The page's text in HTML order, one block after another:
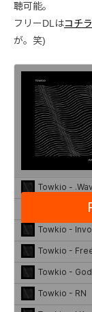
聴可能。
フリーDLはコチラ
が。笑)